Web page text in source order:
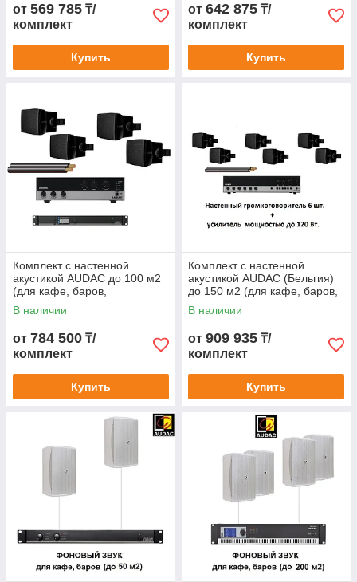
от 569 785 ₸/
комплект
Купить
от 642 875 ₸/
комплект
Купить
Комплект с настенной
акустикой AUDAC до 100 м2
(для кафе, баров,
ресторанов)
В наличии
от 784 500 ₸/
комплект
Купить
Комплект с настенной
акустикой AUDAC (Бельгия)
до 150 м2 (для кафе, баров,
ресторанов)
В наличии
от 909 935 ₸/
комплект
Купить